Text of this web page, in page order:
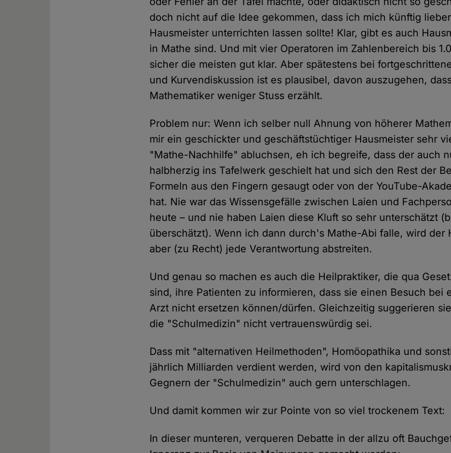
doch nicht auf die Idee gekommen, dass ich mich künftig
Hausmeister unterrichten lassen sollte! Klar, gibt es auch
in Mathe sind. Und mit vier Operatoren im Zahlenbereich bis
sicher die meisten gut klar. Aber spätestens bei
und Kurvendiskussion ist es plausibel, davon auszugehen,
Mathematiker weniger Stuss erzählt.
Problem nur: Wenn ich selber null Ahnung von höherer
mir ein geschickter und geschäftstüchtiger Hausmeister sehr
"Mathe-Nachhilfe" abluchsen, eh ich begreife, dass der auch
halbherzig ins Tafelwerk geschielt hat und sich den Rest der
Formeln aus den Fingern gesaugt oder von der YouTube-
hat. Nie war das Wissensgefälle zwischen Laien und
heute – und nie haben Laien diese Kluft so sehr unterschätzt
überschätzt). Wenn ich dann durch's Mathe-Abi falle, wird der
aber (zu Recht) jede Verantwortung abstreiten.
Und genau so machen es auch die Heilpraktiker, die qua
sind, ihre Patienten zu informieren, dass sie einen Besuch bei
Arzt nicht ersetzen können/dürfen. Gleichzeitig suggerieren
die "Schulmedizin" nicht vertrauenswürdig sei.
Dass mit "alternativen Heilmethoden", Homöopathika und
jährlich Milliarden verdient werden, wird von den
Gegnern der "Schulmedizin" auch gern unterschlagen.
Und damit kommen wir zur Pointe von so viel trockenem Text:
In dieser munteren, verqueren Debatte in der allzu oft